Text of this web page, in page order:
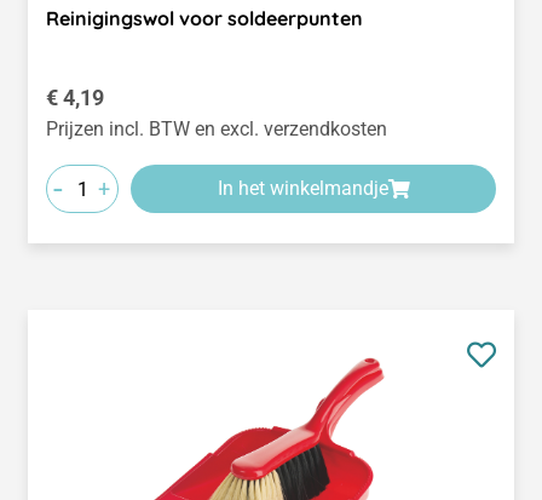
Reinigingswol voor soldeerpunten
Normale prijs:
€ 4,19
Prijzen incl. BTW en excl. verzendkosten
- + In het winkelmandje